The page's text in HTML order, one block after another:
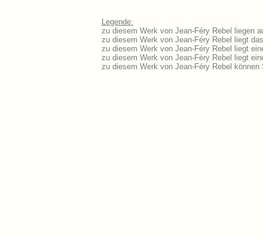
Legende:
zu diesem Werk von Jean-Féry Rebel liegen
zu diesem Werk von Jean-Féry Rebel liegt
zu diesem Werk von Jean-Féry Rebel liegt
zu diesem Werk von Jean-Féry Rebel liegt
zu diesem Werk von Jean-Féry Rebel können